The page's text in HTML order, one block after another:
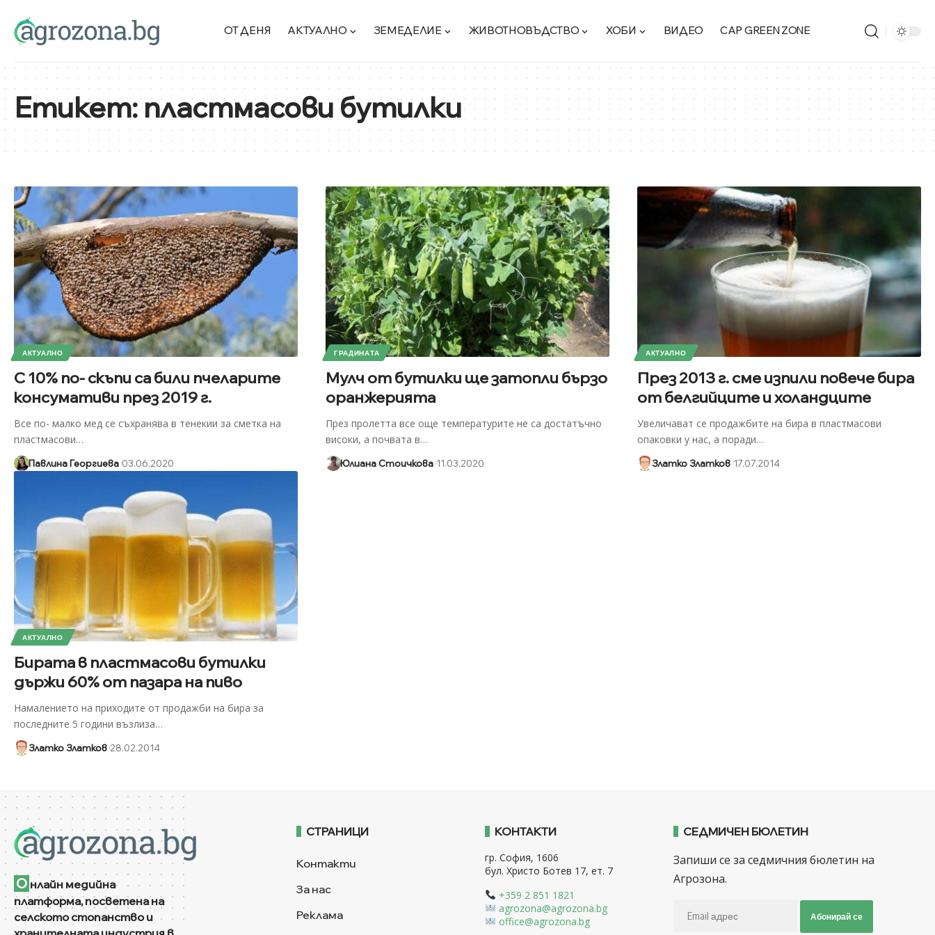
ОТ ДЕНЯ АКТУАЛНО ЗЕМЕДЕЛИЕ ЖИВОТНОВЪДСТВО ХОБИ ВИДЕО CAP GREEN ZONE
Етикет:пластмасови бутилки
АКТУАЛНО
С 10% по- скъпи са били пчеларите
консумативи през 2019 г.
Все по- малко мед се съхранява в тенекии за сметка на
пластмасови…
Павлина Георгиева 03.06.2020
ГРАДИНАТА
Мулч от бутилки ще затопли бързо
оранжерията
През пролетта все още температурите не са достатъчно
високи, а почвата в…
Юлиана Стоичкова 11.03.2020
АКТУАЛНО
През 2013 г. сме изпили повече бира
от белгийците и холандците
Увеличават се продажбите на бира в пластмасови
опаковки у нас, а поради…
Златко Златков 17.07.2014
АКТУАЛНО
Бирата в пластмасови бутилки
държи 60% от пазара на пиво
Намалението на приходите от продажби на бира за
последните 5 години възлиза…
Златко Златков 28.02.2014
О нлайн медийна
платформа, посветена на
селското стопанство и
СТРАНИЦИ
Контакти
За нас
Реклама
КОНТАКТИ
гр. София, 1606
бул. Христо Ботев 17, ет. 7
+359 2 851 1821
agrozona@agrozona.bg
office@agrozona.bg
СЕДМИЧЕН БЮЛЕТИН
Запиши се за седмичния бюлетин на
Агрозона.
Абонирай се